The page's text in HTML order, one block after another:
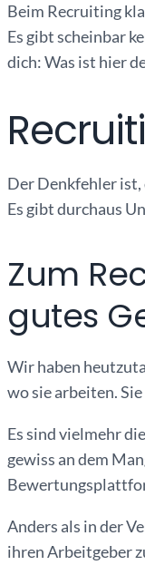
Beim Recruiting
Es gibt scheinbar
dich: Was ist hier
Der Denkfehler
Es gibt durchaus
Zum
gutes
Wir haben
wo sie arbeiten.
Es sind vielmehr
gewiss an dem
Anders als in der
ihren Arbeitgeber